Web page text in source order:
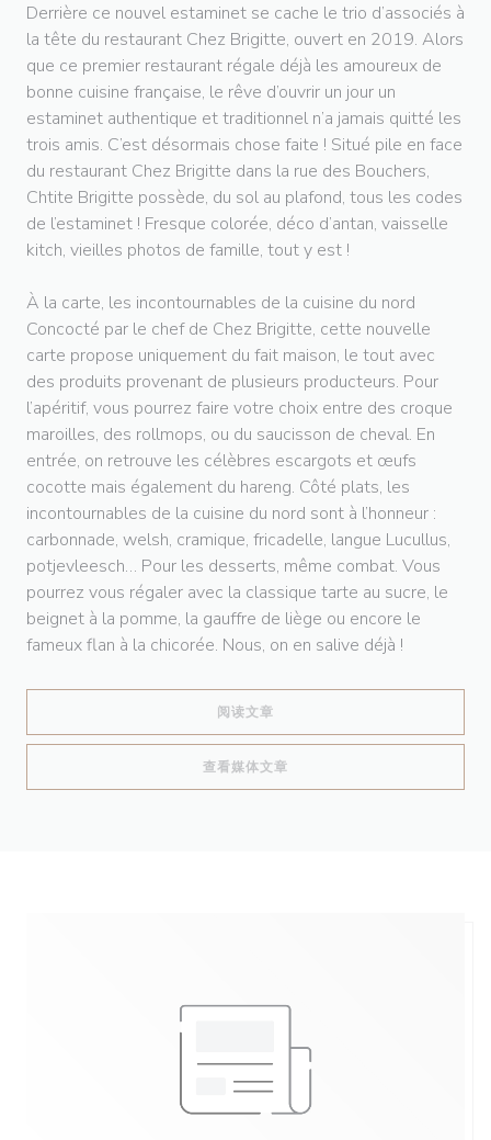
Derrière ce nouvel estaminet se cache le trio d’associés à
la tête du restaurant Chez Brigitte, ouvert en 2019. Alors
que ce premier restaurant régale déjà les amoureux de
bonne cuisine française, le rêve d’ouvrir un jour un
estaminet authentique et traditionnel n’a jamais quitté les
trois amis. C’est désormais chose faite ! Situé pile en face
du restaurant Chez Brigitte dans la rue des Bouchers,
Chtite Brigitte possède, du sol au plafond, tous les codes
de l’estaminet ! Fresque colorée, déco d’antan, vaisselle
kitch, vieilles photos de famille, tout y est !
À la carte, les incontournables de la cuisine du nord
Concocté par le chef de Chez Brigitte, cette nouvelle
carte propose uniquement du fait maison, le tout avec
des produits provenant de plusieurs producteurs. Pour
l’apéritif, vous pourrez faire votre choix entre des croque
maroilles, des rollmops, ou du saucisson de cheval. En
entrée, on retrouve les célèbres escargots et œufs
cocotte mais également du hareng. Côté plats, les
incontournables de la cuisine du nord sont à l’honneur :
carbonnade, welsh, cramique, fricadelle, langue Lucullus,
potjevleesch… Pour les desserts, même combat. Vous
pourrez vous régaler avec la classique tarte au sucre, le
beignet à la pomme, la gauffre de liège ou encore le
fameux flan à la chicorée. Nous, on en salive déjà !
阅读文章((在新窗口中打开))
查看媒体文章((在新窗口中打开))